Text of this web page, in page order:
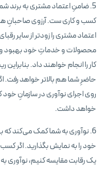
5. ضامنِ اعتماد مشتری به برند
کسب و کاری‌ ست. آرزوی صاحبانِ
اعتماد مشتری را زودتر از سایر
محصولات و خدماتِ خود بهبود و
کار را انجام خواهند داد.
حاضرِ شما هم بالاتر خواهد رفت.
روی اجرای نوآوری در سازمانِ خود
خواهد داشت.
6. نوآوری به شما کمک می‌کند که
خود را به نمایش بگذارید. اگر
یک رقابت مقایسه کنیم، نوآوری